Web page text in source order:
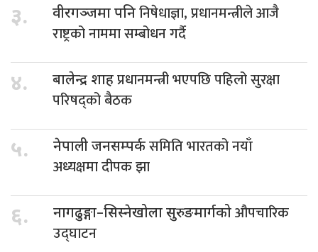
३. वीरगञ्जमा पनिनिषेधाज्ञा, प्रधानमन्त्रीले आजै
राष्ट्रको नाममा सम्बोधन गर्दै
४. बालेन्द्र शाहप्रधानमन्त्री भएपछि पहिलो सुरक्षा
परिषद्को बैठक
५. नेपाली जनसम्पर्कसमिति भारतको नयाँ
अध्यक्षमा दीपक झा
६. नागढुङ्गा–सिस्नेखोला सुरुङमार्गकोऔपचारिक
उद्घाटन